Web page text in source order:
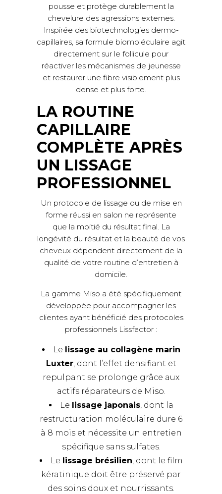
pousse et protège durablement la
chevelure des agressions externes.
Inspirée des biotechnologies dermo-
capillaires, sa formule biomoléculaire agit
directement sur le follicule pour
réactiver les mécanismes de jeunesse
et restaurer une fibre visiblement plus
dense et plus forte.
LA ROUTINE
CAPILLAIRE
COMPLÈTE APRÈS
UN LISSAGE
PROFESSIONNEL
Un protocole de lissage ou de mise en
forme réussi en salon ne représente
que la moitié du résultat final. La
longévité du résultat et la beauté de vos
cheveux dépendent directement de la
qualité de votre routine d’entretien à
domicile.
La gamme Miso a été spécifiquement
développée pour accompagner les
clientes ayant bénéficié des protocoles
professionnels Lissfactor :
Le lissage au collagène marin
Luxter, dont l’effet densifiant et
repulpant se prolonge grâce aux
actifs réparateurs de Miso.
Le lissage japonais, dont la
restructuration moléculaire dure 6
à 8 mois et nécessite un entretien
spécifique sans sulfates.
Le lissage brésilien, dont le film
kératinique doit être préservé par
des soins doux et nourrissants.